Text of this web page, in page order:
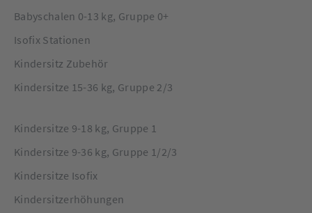
Babyschalen 0-13 kg, Gruppe 0+
Isofix Stationen
Kindersitz Zubehör
Kindersitze 15-36 kg, Gruppe 2/3
Kindersitze 9-18 kg, Gruppe 1
Kindersitze 9-36 kg, Gruppe 1/2/3
Kindersitze Isofix
Kindersitzerhöhungen